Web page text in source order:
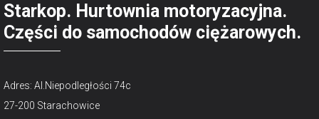
Starkop. Hurtownia motoryzacyjna.
Części do samochodów ciężarowych.
Adres: Al.Niepodległości 74c
27-200 Starachowice